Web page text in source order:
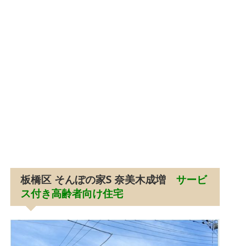
板橋区 そんぽの家S 奈美木成増 サービ
ス付き高齢者向け住宅